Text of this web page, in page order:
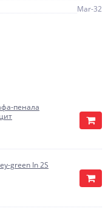
Mar-32
пенала
green In 2S